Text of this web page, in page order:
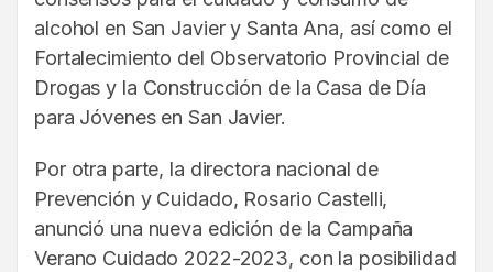
alcohol en San Javier y Santa Ana, así como el
Fortalecimiento del Observatorio Provincial de
Drogas y la Construcción de la Casa de Día
para Jóvenes en San Javier.
Por otra parte, la directora nacional de
Prevención y Cuidado, Rosario Castelli,
anunció una nueva edición de la Campaña
Verano Cuidado 2022-2023, con la posibilidad